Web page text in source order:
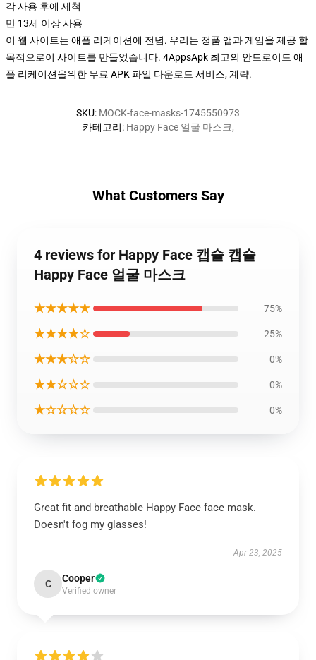
각 사용 후에 세척
만 13세 이상 사용
이 웹 사이트는 애플 리케이션에 전념. 우리는 정품 앱과 게임을 제공 할
목적으로이 사이트를 만들었습니다. 4AppsApk 최고의 안드로이드 애
플 리케이션을위한 무료 APK 파일 다운로드 서비스, 계략.
SKU: MOCK-face-masks-1745550973
카테고리: Happy Face 얼굴 마스크,
What Customers Say
4 reviews for Happy Face 캡슐 캡슐
Happy Face 얼굴 마스크
★★★★★ 75%
★★★★☆ 25%
★★★☆☆ 0%
★★☆☆☆ 0%
★☆☆☆☆ 0%
Great fit and breathable Happy Face face mask.
Doesn't fog my glasses!
Apr 23, 2025
C Cooper
Verified owner